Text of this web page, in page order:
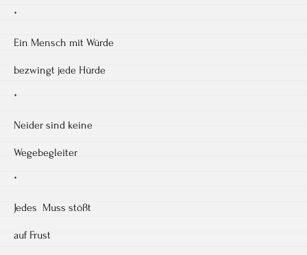
*
Ein Mensch mit Würde
bezwingt jede Hürde
*
Neider sind keine
Wegebegleiter
*
Jedes Muss stößt
auf Frust